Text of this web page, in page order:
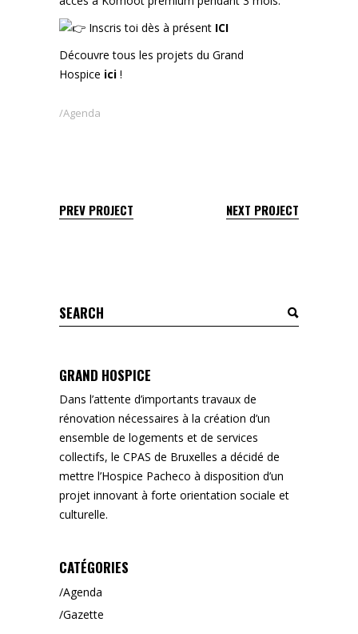
Inscris toi dès à présent ICI
Découvre tous les projets du Grand
Hospice ici !
Agenda
PREV PROJECT NEXT PROJECT
Search
for:
GRAND HOSPICE
Dans l’attente d’importants travaux de
rénovation nécessaires à la création d’un
ensemble de logements et de services
collectifs, le CPAS de Bruxelles a décidé de
mettre l’Hospice Pacheco à disposition d’un
projet innovant à forte orientation sociale et
culturelle.
CATÉGORIES
Agenda
Gazette